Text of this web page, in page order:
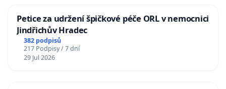
Petice za udržení špičkové péče ORL v nemocnici
Jindřichův Hradec
382 podpisů
217 Podpisy / 7 dní
29 Jul 2026